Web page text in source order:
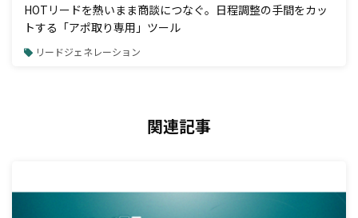
HOTリードを熱いまま商談につなぐ。日程調整の手間をカッ
トする「アポ取り専用」ツール
リードジェネレーション
関連記事